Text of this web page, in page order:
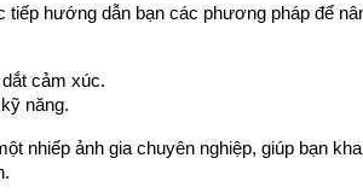
hướng dẫn bạn các phương pháp để
cảm xúc.
năng.
nhiếp ảnh gia chuyên nghiệp, giúp bạn